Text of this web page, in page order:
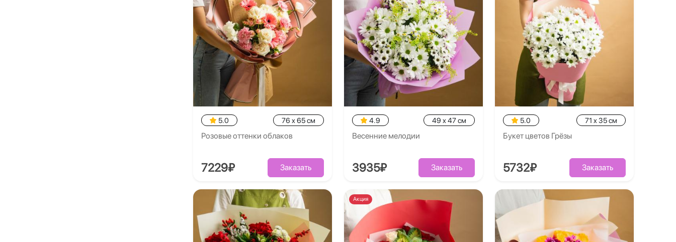
5.0 76 x 65 см
Розовые оттенки облаков
7229₽ Заказать
4.9 49 x 47 см
Весенние мелодии
3935₽ Заказать
5.0 71 x 35 см
Букет цветов Грёзы
5732₽ Заказать
Акция